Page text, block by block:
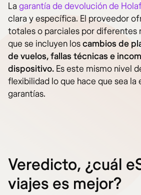
La garantía de devolución de
clara y específica. El proveedor
totales o parciales por diferentes
que se incluyen loscambios de
de vuelos, fallas técnicas e
dispositivo. Es este mismo nivel
flexibilidad lo que hace que sea la
garantías.
Veredicto, ¿cuál
viajes es mejor?